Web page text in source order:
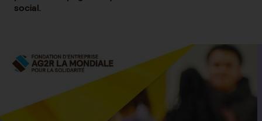
social.